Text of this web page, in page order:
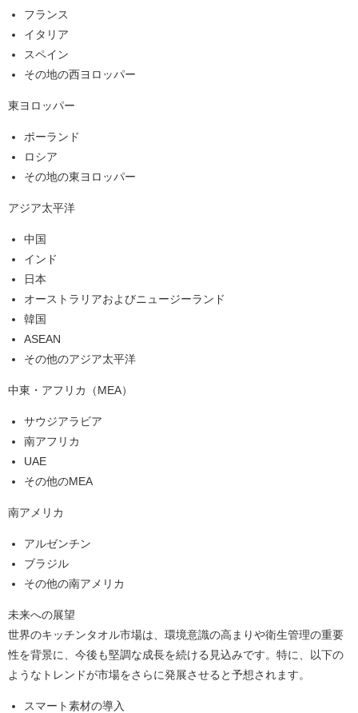
フランス
イタリア
スペイン
その地の西ヨロッパー
東ヨロッパー
ポーランド
ロシア
その地の東ヨロッパー
アジア太平洋
中国
インド
日本
オーストラリアおよびニュージーランド
韓国
ASEAN
その他のアジア太平洋
中東・アフリカ（MEA）
サウジアラビア
南アフリカ
UAE
その他のMEA
南アメリカ
アルゼンチン
ブラジル
その他の南アメリカ
未来への展望
世界のキッチンタオル市場は、環境意識の高まりや衛生管理の重要
性を背景に、今後も堅調な成長を続ける見込みです。特に、以下の
ようなトレンドが市場をさらに発展させると予想されます。
スマート素材の導入